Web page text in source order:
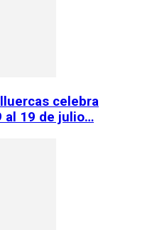
celebra
al 19 de julio…